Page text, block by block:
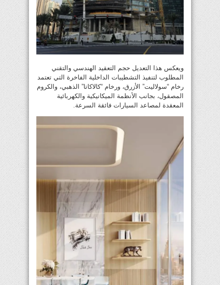
ويعكس هذا التعديل حجم التعقيد الهندسي والتقني
المطلوب لتنفيذ التشطيبات الداخلية الفاخرة التي تعتمد
رخام “سولاليت” الأزرق، ورخام “كالاكاتا” الذهبي، والكروم
المصقول، بجانب الأنظمة الميكانيكية والكهربائية
المعقدة لمصاعد السيارات فائقة السرعة.